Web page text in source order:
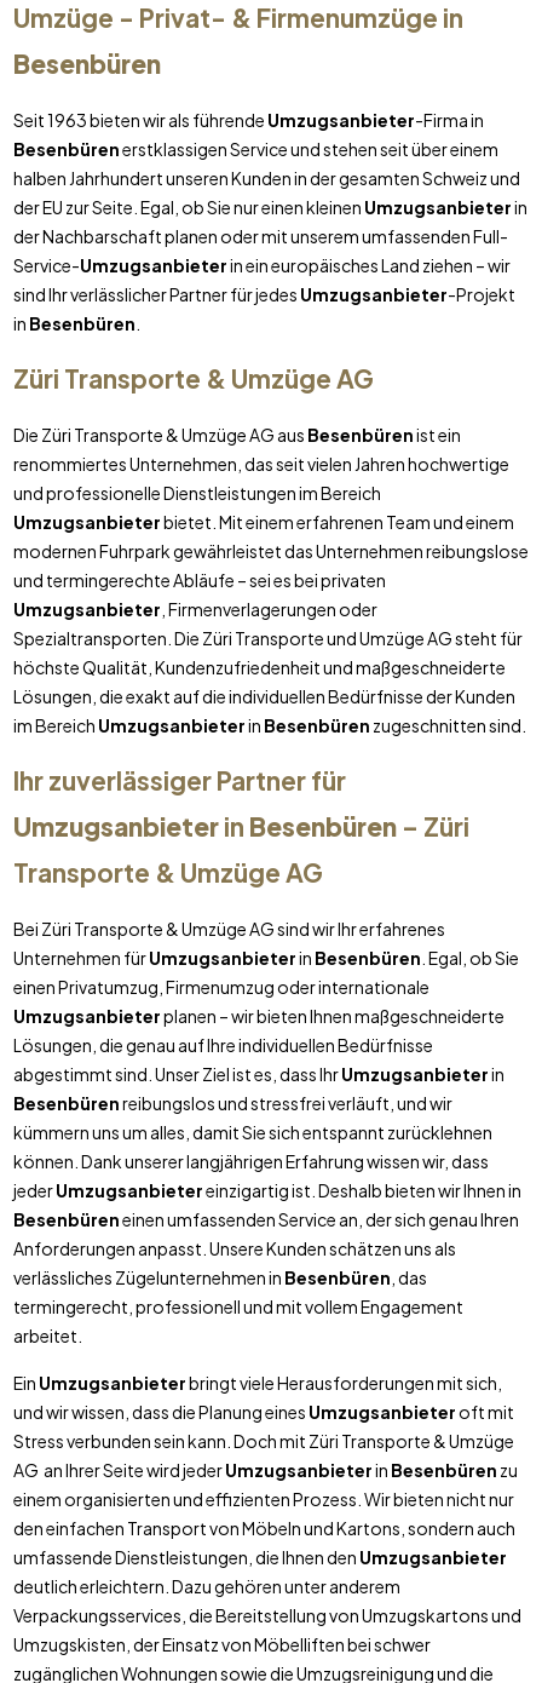
Umzüge - Privat- & Firmenumzüge in
Besenbüren
Seit 1963 bieten wir als führende Umzugsanbieter-Firma in
Besenbürenerstklassigen Service und stehen seit über einem
halben Jahrhundert unseren Kunden in der gesamten Schweiz und
der EU zur Seite. Egal, ob Sie nur einen kleinen Umzugsanbieterin
der Nachbarschaft planen oder mit unserem umfassenden Full-
Service-Umzugsanbieterin ein europäisches Land ziehen – wir
sind Ihr verlässlicher Partner für jedes Umzugsanbieter-Projekt
in Besenbüren
Züri Transporte & Umzüge AG
Die Züri Transporte & Umzüge AG aus Besenbürenist ein
renommiertes Unternehmen, das seit vielen Jahren hochwertige
und professionelle Dienstleistungen im Bereich
Umzugsanbieterbietet. Mit einem erfahrenen Team und einem
modernen Fuhrpark gewährleistet das Unternehmen reibungslose
und termingerechte Abläufe – sei es bei privaten
Umzugsanbieter , Firmenverlagerungen oder
Spezialtransporten. Die Züri Transporte und Umzüge AG steht für
höchste Qualität, Kundenzufriedenheit und maßgeschneiderte
Lösungen, die exakt auf die individuellen Bedürfnisse der Kunden
im Bereich Umzugsanbieterin Besenbüren zugeschnitten sind.
Ihr zuverlässiger Partner für
Umzugsanbieterin Besenbüren– Züri
Transporte & Umzüge AG
Bei Züri Transporte & Umzüge AG sind wir Ihr erfahrenes
Unternehmen fürUmzugsanbieterin Besenbüren . Egal, ob Sie
einen Privatumzug, Firmenumzug oder internationale
Umzugsanbieterplanen – wir bieten Ihnen maßgeschneiderte
Lösungen, die genau auf Ihre individuellen Bedürfnisse
abgestimmt sind. Unser Ziel ist es, dass IhrUmzugsanbieterin
Besenbürenreibungslos und stressfrei verläuft, und wir
kümmern uns um alles, damit Sie sich entspannt zurücklehnen
können. Dank unserer langjährigen Erfahrung wissen wir, dass
jederUmzugsanbietereinzigartig ist. Deshalb bieten wir Ihnen in
Besenbüreneinen umfassenden Service an, der sich genau Ihren
Anforderungen anpasst. Unsere Kunden schätzen uns als
verlässliches Zügelunternehmen in Besenbüren , das
termingerecht, professionell und mit vollem Engagement
arbeitet.
Ein Umzugsanbieterbringt viele Herausforderungen mit sich,
und wir wissen, dass die Planung eines Umzugsanbieteroft mit
Stress verbunden sein kann. Doch mit Züri Transporte & Umzüge
AG an Ihrer Seite wird jederUmzugsanbieterin Besenbüren zu
einem organisierten und effizienten Prozess. Wir bieten nicht nur
den einfachen Transport von Möbeln und Kartons, sondern auch
umfassende Dienstleistungen, die Ihnen den Umzugsanbieter
deutlich erleichtern. Dazu gehören unter anderem
Verpackungsservices, die Bereitstellung von Umzugskartons und
Umzugskisten, der Einsatz von Möbelliften bei schwer
zugänglichen Wohnungen sowie die Umzugsreinigung und die